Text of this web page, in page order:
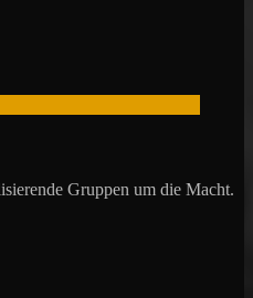
Gruppen um die Macht.